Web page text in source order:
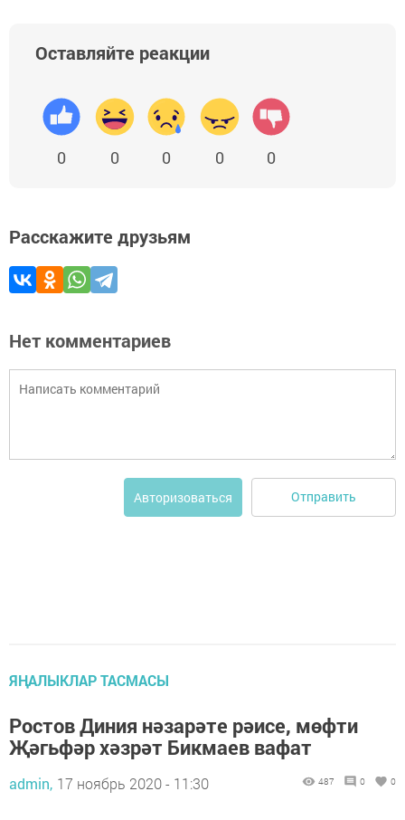
Оставляйте реакции
0 0 0 0 0
Расскажите друзьям
Нет комментариев
Авторизоваться Отправить
ЯҢАЛЫКЛАР ТАСМАСЫ
Ростов Диния нәзарәте рәисе, мөфти
Җәгьфәр хәзрәт Бикмаев вафат
admin, 17 ноябрь 2020 - 11:30 487 0 0